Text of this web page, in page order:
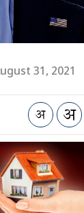
31, 2021